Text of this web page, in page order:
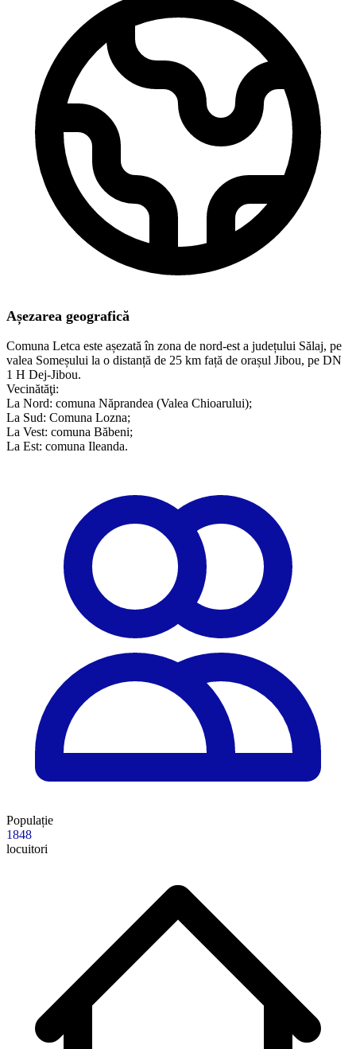
Așezarea geografică
Comuna Letca este așezată în zona de nord-est a județului Sălaj, pe
valea Someșului la o distanță de 25 km față de orașul Jibou, pe DN
1 H Dej-Jibou.
Vecinătăţi:
​La Nord: comuna Năprandea (Valea Chioarului);
La Sud: Comuna Lozna;
La Vest: comuna Băbeni;
La Est: comuna Ileanda.
Populație
1848
locuitori